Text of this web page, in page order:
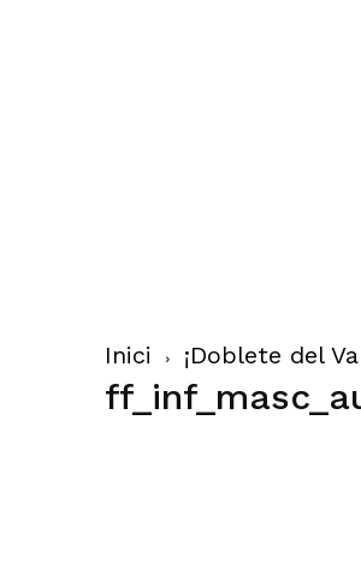
Inici ¡Doblete del